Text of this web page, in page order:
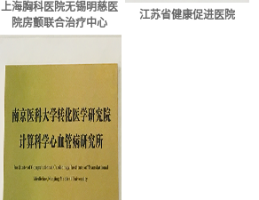
上海胸科医院无锡明慈医
院房颤联合治疗中心
江苏省健康促进医院